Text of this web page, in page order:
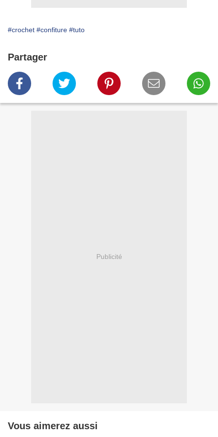
#crochet #confiture #tuto
Partager
Publicité
Vous aimerez aussi